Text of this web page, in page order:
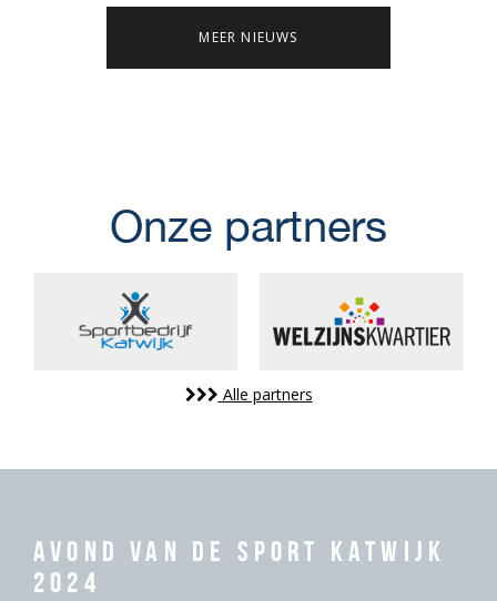
MEER NIEUWS
Onze partners
Alle partners
Avond van de Sport Katwijk
2024